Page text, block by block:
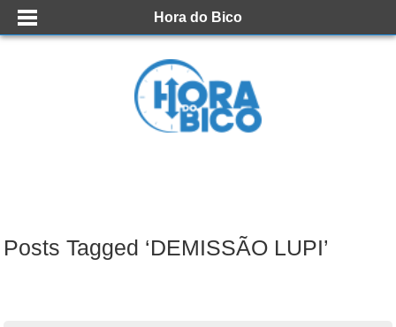
Hora do Bico
Posts Tagged ‘DEMISSÃO LUPI’